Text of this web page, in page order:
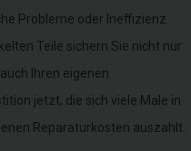
Probleme oder Ineffizienz.
Teile sichern Sie nicht nur
Ihren eigenen
jetzt, die sich viele Male in
Reparaturkosten auszahlt.